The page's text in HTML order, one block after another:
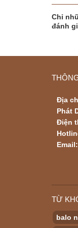
Chỉ
đánh
Địa
Phát
Điện
TỪ
balo